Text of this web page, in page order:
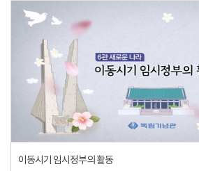
이동시기 임시정부의 활동